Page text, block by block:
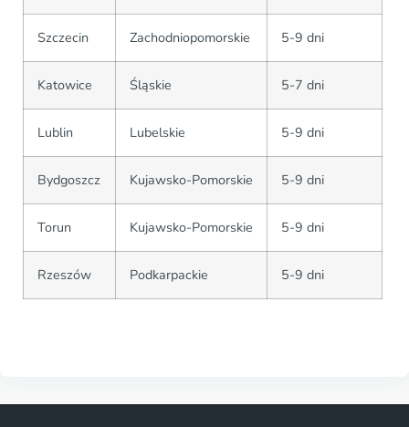
Szczecin Zachodniopomorskie 5-9 dni
Katowice Śląskie 5-7 dni
Lublin Lubelskie 5-9 dni
Bydgoszcz Kujawsko-Pomorskie 5-9 dni
Torun Kujawsko-Pomorskie 5-9 dni
Rzeszów Podkarpackie 5-9 dni